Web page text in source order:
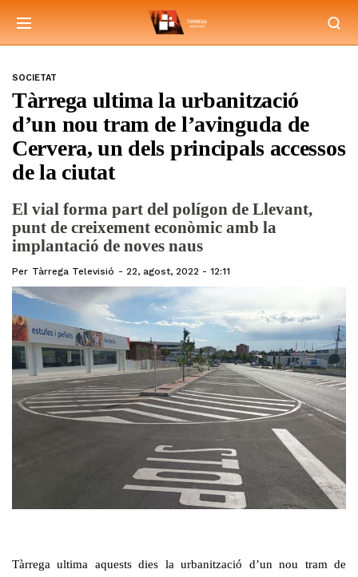
SOCIETAT
Tàrrega ultima la urbanització
d’un nou tram de l’avinguda de
Cervera, un dels principals accessos
de la ciutat
El vial forma part del polígon de Llevant,
punt de creixement econòmic amb la
implantació de noves naus
Per Tàrrega Televisió 22, agost, 2022 - 12:11
Tàrrega ultima aquests dies la urbanització d’un nou tram de